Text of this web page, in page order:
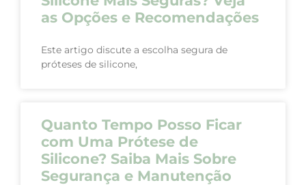
as Opções e Recomendações
Este artigo discute a escolha segura de
próteses de silicone,
Quanto Tempo Posso Ficar
com Uma Prótese de
Silicone? Saiba Mais Sobre
Segurança e Manutenção